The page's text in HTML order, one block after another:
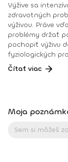
Výžive sa
zdravotných
výživou. Práve
problémy držať
pochopiť výživu
fyziologických
študujem tretí rok
agrobiológie a
mozog Podpora imunity Konferencia o výžive A mnohými
neskôr ako prednášajúca. Som
Čítať viac
Moja